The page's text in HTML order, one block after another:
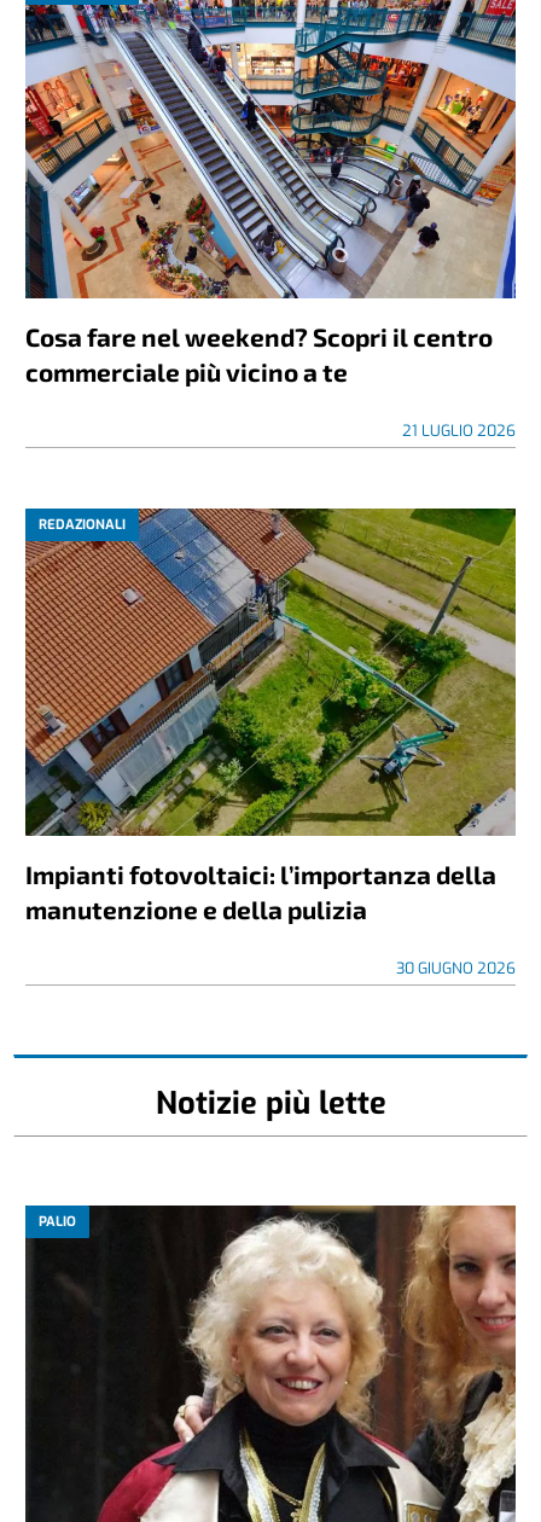
Cosa fare nel weekend? Scopri il centro
commerciale più vicino a te
21 LUGLIO 2026
REDAZIONALI
Impianti fotovoltaici: l’importanza della
manutenzione e della pulizia
30 GIUGNO 2026
Notizie più lette
PALIO